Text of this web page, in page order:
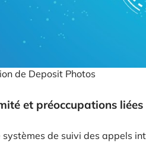
de Deposit Photos
et préoccupations
de suivi des appels